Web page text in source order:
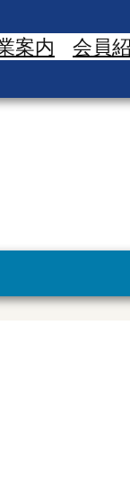
案内 会員紹